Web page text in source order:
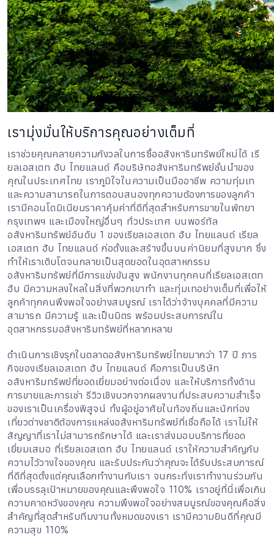
เรามุ่งมั่นให้บริการคุณอย่างเต็มที่
เราช่วยคุณคลายความกังวลในการซื้ออสังหาริมทรัพย์ใหม่ได้ เรี
ยลเอสเตท ฮับ ไทยแลนด์ คือบริษัทอสังหาริมทรัพย์ชั้นนำของ
คุณในประเทศไทย เราภูมิใจในความเป็นมืออาชีพ ความทุ่มเท
และความสามารถในการตอบสนองทุกความต้องการของลูกค้า
เรามีคอนโดมิเนียมราคาคุ้มค่าที่ดีที่สุดสำหรับการขายในพัทยา
กรุงเทพฯ และเมืองใหญ่อื่นๆ ทั่วประเทศ บนพอร์ทัล
อสังหาริมทรัพย์อันดับ 1 ของเรียลเอสเตท ฮับ ไทยแลนด์ เรียล
เอสเตท ฮับ ไทยแลนด์ ก่อตั้งและสร้างขึ้นบนค่านิยมที่สูงมาก ซึ่ง
ทำให้เราเติบโตจนกลายเป็นสุดยอดในอุตสาหกรรม
อสังหาริมทรัพย์ที่มีการแข่งขันสูง พนักงานทุกคนที่เรียลเอสเตท
ฮับ มีความหลงใหลในสิ่งที่พวกเขาทำ และทุ่มเทอย่างเต็มที่เพื่อให้
ลูกค้าทุกคนพึงพอใจอย่างสมบูรณ์ เราได้ว่าจ้างบุคคลที่มีความ
สามารถ มีความรู้ และเป็นมิตร พร้อมประสบการณ์ใน
อุตสาหกรรมอสังหาริมทรัพย์ที่หลากหลาย
ดำเนินการเชิงรุกในตลาดอสังหาริมทรัพย์ไทยมากว่า 17 ปี ภาร
กิจของเรียลเอสเตท ฮับ ไทยแลนด์ คือการเป็นบริษัท
อสังหาริมทรัพย์ที่ยอดเยี่ยมอย่างต่อเนื่อง และให้บริการทั้งด้าน
การขายและการเช่า รีวิวเชิงบวกจากผลงานที่ประสบความสำเร็จ
ของเราเป็นเครื่องพิสูจน์ ทั้งผู้อยู่อาศัยในท้องถิ่นและนักท่อง
เที่ยวต่างชาติต้องการแหล่งอสังหาริมทรัพย์ที่เชื่อถือได้ เราไม่ให้
สัญญาที่เราไม่สามารถรักษาได้ และเราส่งมอบบริการที่ยอด
เยี่ยมเสมอ ที่เรียลเอสเตท ฮับ ไทยแลนด์ เราให้ความสำคัญกับ
ความไว้วางใจของคุณ และรับประกันว่าคุณจะได้รับประสบการณ์
ที่ดีที่สุดตั้งแต่คุณเลือกทำงานกับเรา จนกระทั่งเราทำงานร่วมกัน
เพื่อบรรลุเป้าหมายของคุณและพึงพอใจ 110% เราอยู่ที่นี่เพื่อเกิน
ความคาดหวังของคุณ ความพึงพอใจอย่างสมบูรณ์ของคุณคือสิ่ง
สำคัญที่สุดสำหรับทีมงานทั้งหมดของเรา เรามีความยินดีที่คุณมี
ความสุข 110%